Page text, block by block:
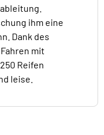
ihm eine
Dank des
mit
Reifen
leise.